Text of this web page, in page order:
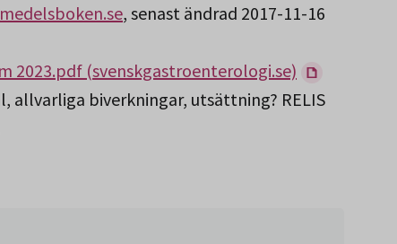
, senast ändrad 2017-11-16
(svenskgastroenterologi.se)
allvarliga biverkningar, utsättning? RELIS